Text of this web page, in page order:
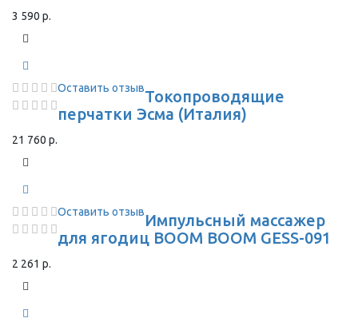
3 590 р.
Оставить отзывТокопроводящие
перчатки Эсма (Италия)
21 760 р.
Оставить отзывИмпульсный массажер
для ягодиц BOOM BOOM GESS-091
2 261 р.